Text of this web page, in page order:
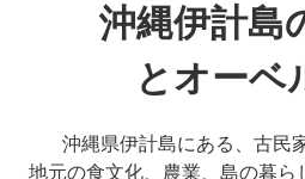
沖縄伊計島
とオーベ
沖縄県伊計島にある、古民
地元の食文化、農業、島の暮ら